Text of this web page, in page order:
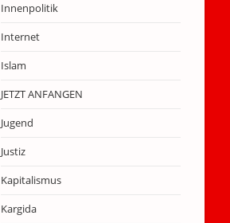
Innenpolitik
Internet
Islam
JETZT ANFANGEN
Jugend
Justiz
Kapitalismus
Kargida